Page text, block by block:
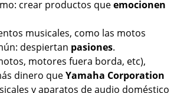
crear productos queemocionen
musicales, como las motos
despiertan pasiones.
motores fuera borda, etc),
dinero queYamaha Corporation
y aparatos de audio doméstico